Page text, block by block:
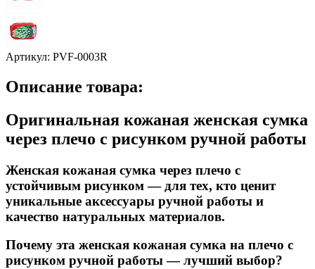
Артикул: PVF-0003R
Описание товара:
Оригинальная кожаная женская сумка
через плечо с рисунком ручной работы
Женская кожаная сумка через плечо с
устойчивым рисунком — для тех, кто ценит
уникальные аксессуары ручной работы и
качество натуральных материалов.
Почему эта женская кожаная сумка на плечо с
рисунком ручной работы — лучший выбор?